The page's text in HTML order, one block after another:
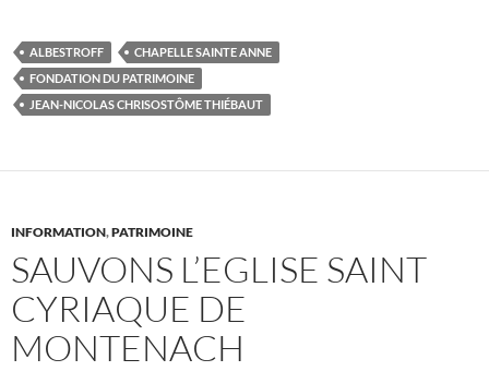
ALBESTROFF
CHAPELLE SAINTE ANNE
FONDATION DU PATRIMOINE
JEAN-NICOLAS CHRISOSTÔME THIÉBAUT
INFORMATION,PATRIMOINE
SAUVONS L’EGLISE SAINT
CYRIAQUE DE
MONTENACH